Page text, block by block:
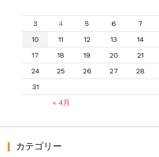
« 4月
3
4 5 6 7
10
11 12 13 14
17
18 19 20 21
24
25 26 27 28
31
カテゴリー